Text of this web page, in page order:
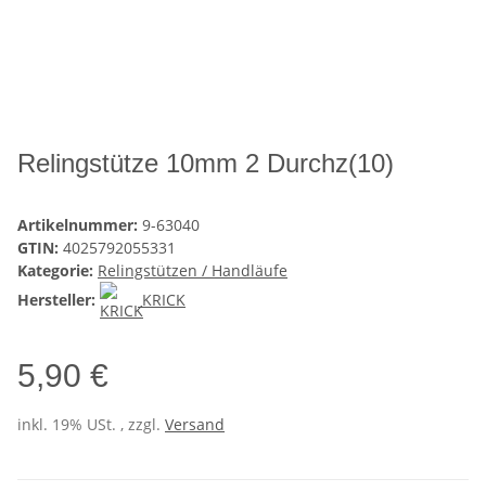
Relingstütze 10mm 2 Durchz(10)
Artikelnummer: 9-63040
GTIN: 4025792055331
Kategorie: Relingstützen / Handläufe
Hersteller:
KRICK
5,90 €
inkl. 19% USt. , zzgl. Versand